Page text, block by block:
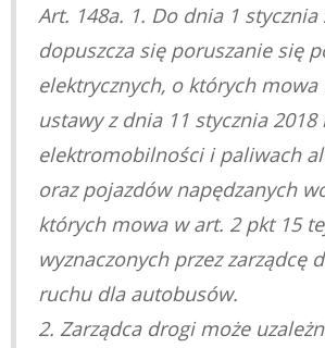
Art. 148a. 1. Do dnia 1 stycznia
dopuszcza się poruszanie się
elektrycznych, o których mowa
ustawy z dnia 11 stycznia 2018
elektromobilności i paliwach
oraz pojazdów napędzanych
których mowa w art. 2 pkt 15
wyznaczonych przez zarządcę
ruchu dla autobusów.
2. Zarządca drogi może